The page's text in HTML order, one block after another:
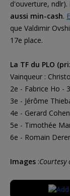
d'ouverture, ndlr).
aussi min-cash.
que Valdimir
17e place.
La TF du PLO
Vainqueur :
2e - Fabrice Ho -
3e - Jérôme
4e - Gerard
5e - Timothée
6e - Romain
Images :Courtesy